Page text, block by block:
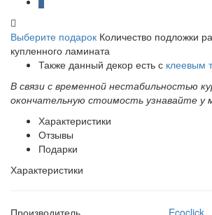
Выберите подарок Количество подложки
купленного ламината
Также данный декор есть с клеевым
В связи с временной нестабильностью
окончательную стоимость узнавайте у
Характеристики
Отзывы
Подарки
Характеристики
Производитель
Ecoclick